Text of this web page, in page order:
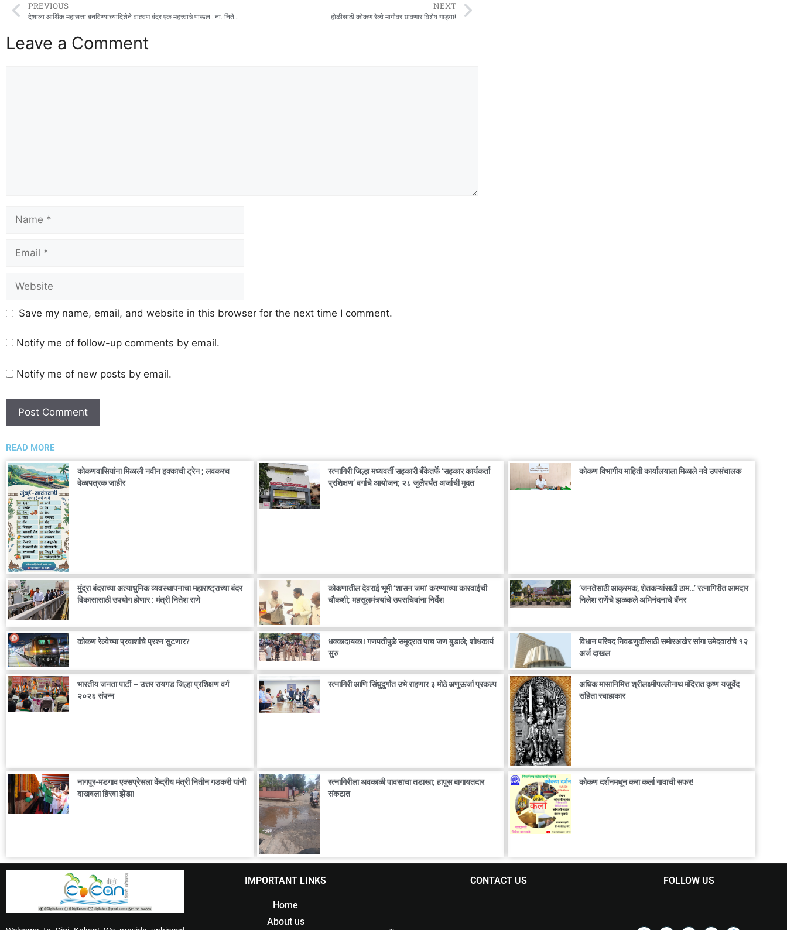
PREVIOUS
देशाला आर्थिक महासत्ता बनविण्याच्यादिशेने वाढवण बंदर एक महत्त्वाचे पाऊल : ना. नितेश राणे
NEXT
होळीसाठी कोकण रेल्वे मार्गावर धावणार विशेष गाड्या!
Leave a Comment
Save my name, email, and website in this browser for the next time I comment.
Notify me of follow-up comments by email.
Notify me of new posts by email.
READ MORE
कोकणवासियांना मिळाली नवीन हक्काची ट्रेन ; लवकरच
वेळापत्रक जाहीर
रत्नागिरी जिल्हा मध्यवर्ती सहकारी बँकेतर्फे ‘सहकार कार्यकर्ता
प्रशिक्षण’ वर्गाचे आयोजन; २८ जुलैपर्यंत अर्जाची मुदत
कोकण विभागीय माहिती कार्यालयाला मिळाले नवे उपसंचालक
मुंद्रा बंदराच्या अत्याधुनिक व्यवस्थापनाचा महाराष्ट्राच्या बंदर
विकासासाठी उपयोग होणार : मंत्री नितेश राणे
कोकणातील देवराई भूमी ‘शासन जमा’ करण्याच्या कारवाईची
चौकशी; महसूलमंत्र्यांचे उपसचिवांना निर्देश
‘जनतेसाठी आक्रमक, शेतकऱ्यांसाठी ठाम…’ रत्नागिरीत आमदार
निलेश राणेंचे झळकले अभिनंदनाचे बॅनर
कोकण रेल्वेच्या प्रवाशांचे प्रश्न सुटणार?
धक्कादायक!! गणपतीपुळे समुद्रात पाच जण बुडाले; शोधकार्य
सुरु
विधान परिषद निवडणुकीसाठी समोरअखेर सांगा उमेदवारांचे १२
अर्ज दाखल
भारतीय जनता पार्टी – उत्तर रायगड जिल्हा प्रशिक्षण वर्ग
२०२६ संपन्न
रत्नागिरी आणि सिंधुदुर्गात उभे राहणार ३ मोठे अणुऊर्जा प्रकल्प
अधिक मासानिमित्त श्रीलक्ष्मीपल्लीनाथ मंदिरात कृष्ण यजुर्वेद
संहिता स्वाहाकार
नागपूर-मडगाव एक्सप्रेसला केंद्रीय मंत्री नितीन गडकरी यांनी
दाखवला हिरवा झेंडा!
रत्नागिरीला अवकाळी पावसाचा तडाखा; हापूस बागायतदार
संकटात
कोकण दर्शनमधून करा कर्ला गावाची सफर!
IMPORTANT LINKS
Home
About us
CONTACT US FOLLOW US